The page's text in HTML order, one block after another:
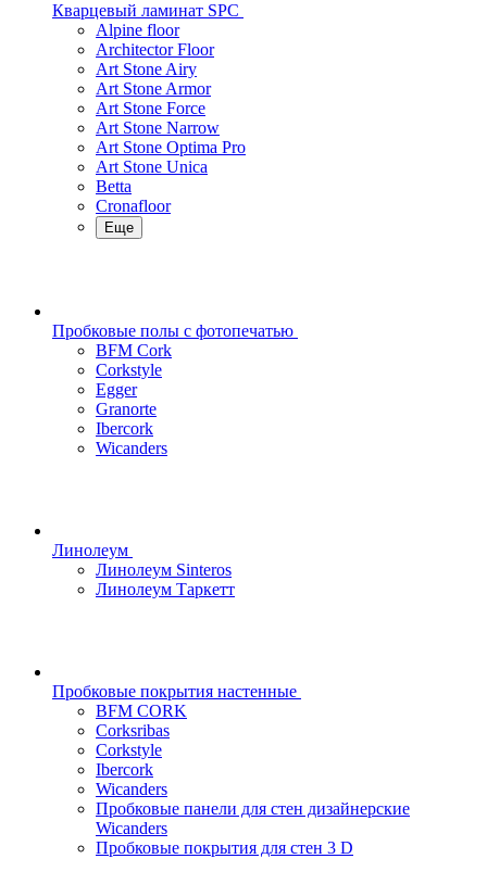
Кварцевый ламинат SPC
Alpine floor
Architector Floor
Art Stone Airy
Art Stone Armor
Art Stone Force
Art Stone Narrow
Art Stone Optima Pro
Art Stone Unica
Betta
Cronafloor
Еще
Пробковые полы с фотопечатью
BFM Cork
Corkstyle
Egger
Granorte
Ibercork
Wicanders
Линолеум
Линолеум Sinteros
Линолеум Таркетт
Пробковые покрытия настенные
BFM CORK
Corksribas
Corkstyle
Ibercork
Wicanders
Пробковые панели для стен дизайнерские
Wicanders
Пробковые покрытия для стен 3 D